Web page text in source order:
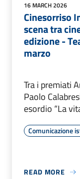
16 MARCH 2026
Cinesorriso
scena tra
edizione -
marzo
Tra i premiati
Paolo
esordio “La
Comunicazione
READ MORE